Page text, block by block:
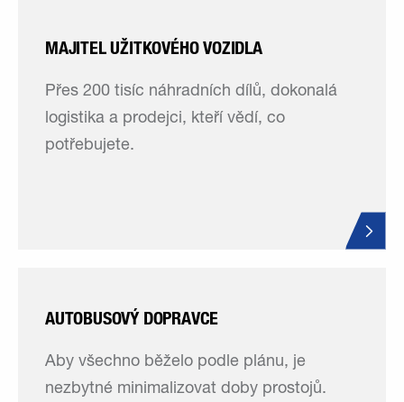
MAJITEL UŽITKOVÉHO VOZIDLA
Přes 200 tisíc náhradních dílů, dokonalá
logistika a prodejci, kteří vědí, co
potřebujete.
AUTOBUSOVÝ DOPRAVCE
Aby všechno běželo podle plánu, je
nezbytné minimalizovat doby prostojů.